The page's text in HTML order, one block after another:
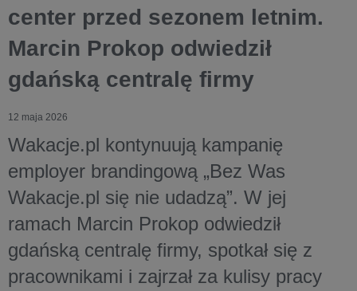
center przed sezonem letnim.
Marcin Prokop odwiedził
gdańską centralę firmy
12 maja 2026
Wakacje.pl kontynuują kampanię
employer brandingową „Bez Was
Wakacje.pl się nie udadzą”. W jej
ramach Marcin Prokop odwiedził
gdańską centralę firmy, spotkał się z
pracownikami i zajrzał za kulisy pracy